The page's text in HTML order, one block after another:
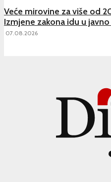
Veće mirovine za više od
Izmjene zakona idu u
07.08.2026